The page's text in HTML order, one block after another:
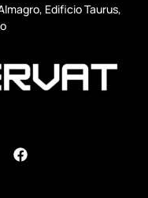
Edificio Taurus,